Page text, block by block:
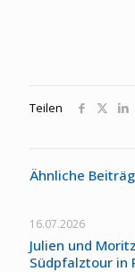
Teilen
Ähnliche
16.07.2026
Julien und
Südpfalztour in